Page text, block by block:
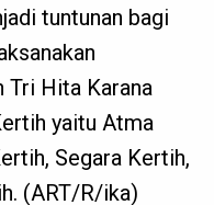
tuntunan bagi
Tri Hita Karana
yaitu Atma
Segara Kertih,
(ART/R/ika)